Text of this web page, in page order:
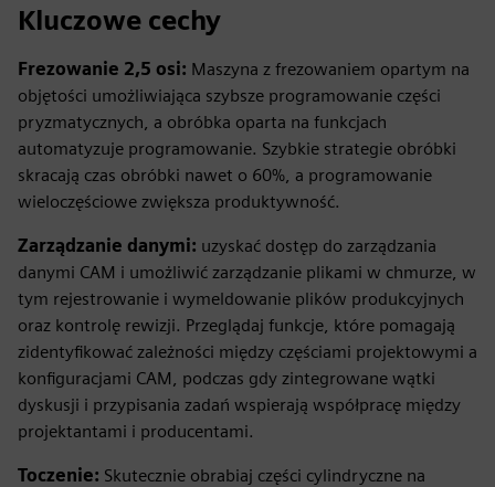
Kluczowe cechy
Frezowanie 2,5 osi: Maszyna z frezowaniem opartym na
objętości umożliwiająca szybsze programowanie części
pryzmatycznych, a obróbka oparta na funkcjach
automatyzuje programowanie. Szybkie strategie obróbki
skracają czas obróbki nawet o 60%, a programowanie
wieloczęściowe zwiększa produktywność.
Zarządzanie danymi: uzyskać dostęp do zarządzania
danymi CAM i umożliwić zarządzanie plikami w chmurze, w
tym rejestrowanie i wymeldowanie plików produkcyjnych
oraz kontrolę rewizji. Przeglądaj funkcje, które pomagają
zidentyfikować zależności między częściami projektowymi a
konfiguracjami CAM, podczas gdy zintegrowane wątki
dyskusji i przypisania zadań wspierają współpracę między
projektantami i producentami.
Toczenie: Skutecznie obrabiaj części cylindryczne na